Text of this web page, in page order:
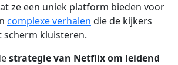
ze een uniek platform bieden voor
complexe verhalen die de kijkers
scherm kluisteren.
strategie van Netflix om leidend